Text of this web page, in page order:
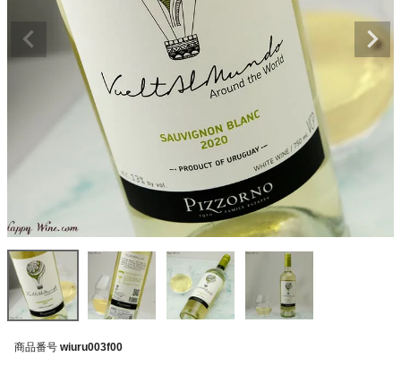
商品番号 wiuru003f00